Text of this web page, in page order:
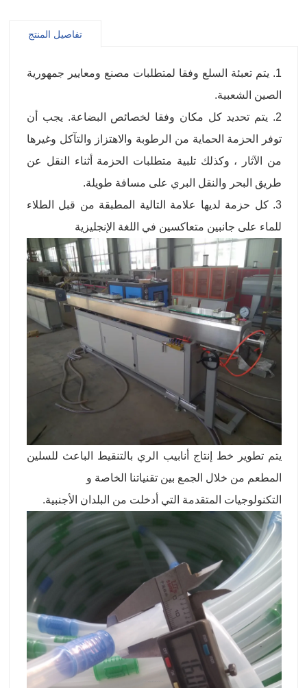
تفاصيل المنتج
1. يتم تعبئة السلع وفقا لمتطلبات مصنع ومعايير جمهورية
الصين الشعبية.
2. يتم تحديد كل مكان وفقا لخصائص البضاعة. يجب أن
توفر الحزمة الحماية من الرطوبة والاهتزاز والتآكل وغيرها
من الآثار ، وكذلك تلبية متطلبات الحزمة أثناء النقل عن
طريق البحر والنقل البري على مسافة طويلة.
3. كل حزمة لديها علامة التالية المطبقة من قبل الطلاء
للماء على جانبين متعاكسين في اللغة الإنجليزية
يتم تطوير خط إنتاج أنابيب الري بالتنقيط الباعث للسلين
المطعم من خلال الجمع بين تقنياتنا الخاصة و
التكنولوجيات المتقدمة التي أدخلت من البلدان الأجنبية.